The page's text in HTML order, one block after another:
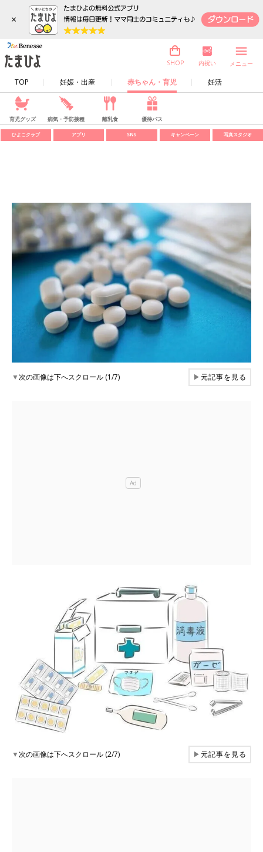
×
TOP 妊娠・出産 赤ちゃん・育児 妊活
SHOP 内祝い メニュー
育児グッズ 病気・予防接種 離乳食 優待パス
ひよこクラブ アプリ SNS キャンペーン 写真スタジオ
▼次の画像は下へスクロール (1/7) ▶元記事を見る
▼次の画像は下へスクロール (2/7) ▶元記事を見る